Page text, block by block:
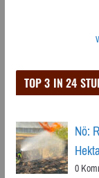
TOP 3 IN 24
Nö:
0